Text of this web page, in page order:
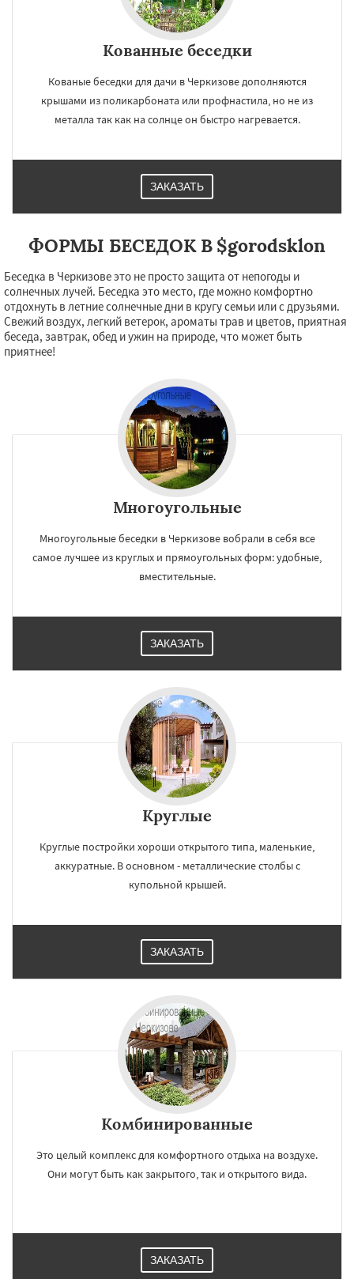
Работаем по
регионам
×
Кованные беседки
Кованые беседки для дачи в Черкизове дополняются
крышами из поликарбоната или профнастила, но не из
металла так как на солнце он быстро нагревается.
ЗАКАЗАТЬ
ФОРМЫ БЕСЕДОК В $gorodsklon
Беседка в Черкизове это не просто защита от непогоды и
солнечных лучей. Беседка это место, где можно комфортно
отдохнуть в летние солнечные дни в кругу семьи или с друзьями.
Свежий воздух, легкий ветерок, ароматы трав и цветов, приятная
беседа, завтрак, обед и ужин на природе, что может быть
приятнее!
Многоугольные
Многоугольные беседки в Черкизове вобрали в себя все
самое лучшее из круглых и прямоугольных форм: удобные,
вместительные.
ЗАКАЗАТЬ
Круглые
Круглые постройки хороши открытого типа, маленькие,
аккуратные. В основном - металлические столбы с
купольной крышей.
ЗАКАЗАТЬ
Комбинированные
Это целый комплекс для комфортного отдыха на воздухе.
Они могут быть как закрытого, так и открытого вида.
ЗАКАЗАТЬ
УЗНАТЬ ПОДРОБНЕЕ